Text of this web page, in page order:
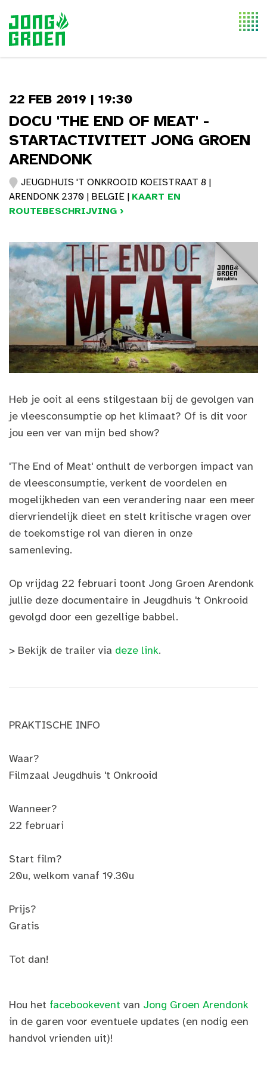
22 FEB 2019 | 19:30
DOCU 'THE END OF MEAT' -
STARTACTIVITEIT JONG GROEN
ARENDONK
JEUGDHUIS 'T ONKROOID KOEISTRAAT 8 |
ARENDONK 2370 | BELGIË | KAART EN
ROUTEBESCHRIJVING ›
Heb je ooit al eens stilgestaan bij de gevolgen van
je vleesconsumptie op het klimaat? Of is dit voor
jou een ver van mijn bed show?
'The End of Meat' onthult de verborgen impact van
de vleesconsumptie, verkent de voordelen en
mogelijkheden van een verandering naar een meer
diervriendelijk dieet en stelt kritische vragen over
de toekomstige rol van dieren in onze
samenleving.
Op vrijdag 22 februari toont Jong Groen Arendonk
jullie deze documentaire in Jeugdhuis 't Onkrooid
gevolgd door een gezellige babbel.
> Bekijk de trailer via deze link.
PRAKTISCHE INFO
Waar?
Filmzaal Jeugdhuis 't Onkrooid
Wanneer?
22 februari
Start film?
20u, welkom vanaf 19.30u
Prijs?
Gratis
Tot dan!
Hou het facebookevent van Jong Groen Arendonk
in de garen voor eventuele updates (en nodig een
handvol vrienden uit)!